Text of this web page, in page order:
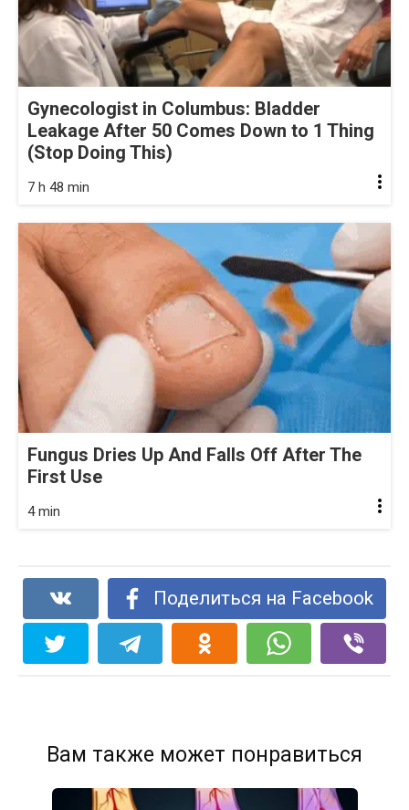
Gynecologist in Columbus: Bladder
Leakage After 50 Comes Down to 1 Thing
(Stop Doing This)
7 h 48 min
Fungus Dries Up And Falls Off After The
First Use
4 min
Поделиться на Facebook
Вам также может понравиться